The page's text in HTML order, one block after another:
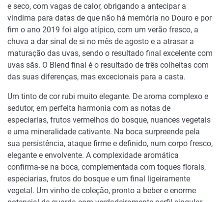
e seco, com vagas de calor, obrigando a antecipar a
vindima para datas de que não há memória no Douro e por
fim o ano 2019 foi algo atípico, com um verão fresco, a
chuva a dar sinal de si no mês de agosto e a atrasar a
maturação das uvas, sendo o resultado final excelente com
uvas sãs. O Blend final é o resultado de três colheitas com
das suas diferenças, mas excecionais para a casta.
Um tinto de cor rubi muito elegante. De aroma complexo e
sedutor, em perfeita harmonia com as notas de
especiarias, frutos vermelhos do bosque, nuances vegetais
e uma mineralidade cativante. Na boca surpreende pela
sua persistência, ataque firme e definido, num corpo fresco,
elegante e envolvente. A complexidade aromática
confirma-se na boca, complementada com toques florais,
especiarias, frutos do bosque e um final ligeiramente
vegetal. Um vinho de coleção, pronto a beber e enorme